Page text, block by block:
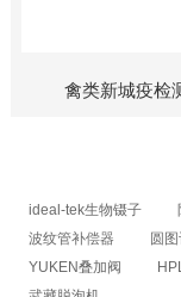
禽类新城疫检
ideal-tek生物镊子
波纹管补偿器
圆
YUKEN叠加阀